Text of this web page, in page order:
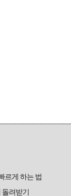
르게 하는 법
려받기